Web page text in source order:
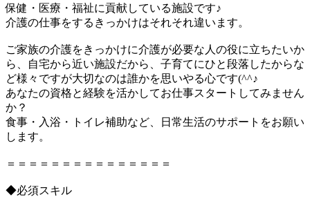
保健・医療・福祉に貢献している施設です♪
介護の仕事をするきっかけはそれそれ違います。
ご家族の介護をきっかけに介護が必要な人の役に立ちたいか
ら、自宅から近い施設だから、子育てにひと段落したからな
ど様々ですが大切なのは誰かを思いやる心です(^^♪
あなたの資格と経験を活かしてお仕事スタートしてみません
か？
食事・入浴・トイレ補助など、日常生活のサポートをお願い
します。
＝＝＝＝＝＝＝＝＝＝＝＝＝＝＝
◆必須スキル